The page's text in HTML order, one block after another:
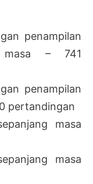
penampilan
masa – 741
penampilan
pertandingan
masa
masa